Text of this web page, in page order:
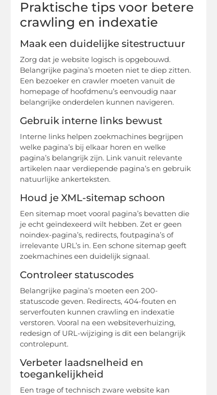
Praktische tips voor betere
crawling en indexatie
Maak een duidelijke sitestructuur
Zorg dat je website logisch is opgebouwd.
Belangrijke pagina’s moeten niet te diep zitten.
Een bezoeker en crawler moeten vanuit de
homepage of hoofdmenu’s eenvoudig naar
belangrijke onderdelen kunnen navigeren.
Gebruik interne links bewust
Interne links helpen zoekmachines begrijpen
welke pagina’s bij elkaar horen en welke
pagina’s belangrijk zijn. Link vanuit relevante
artikelen naar verdiepende pagina’s en gebruik
natuurlijke ankerteksten.
Houd je XML-sitemap schoon
Een sitemap moet vooral pagina’s bevatten die
je echt geïndexeerd wilt hebben. Zet er geen
noindex-pagina’s, redirects, foutpagina’s of
irrelevante URL’s in. Een schone sitemap geeft
zoekmachines een duidelijk signaal.
Controleer statuscodes
Belangrijke pagina’s moeten een 200-
statuscode geven. Redirects, 404-fouten en
serverfouten kunnen crawling en indexatie
verstoren. Vooral na een websiteverhuizing,
redesign of URL-wijziging is dit een belangrijk
controlepunt.
Verbeter laadsnelheid en
toegankelijkheid
Een trage of technisch zware website kan